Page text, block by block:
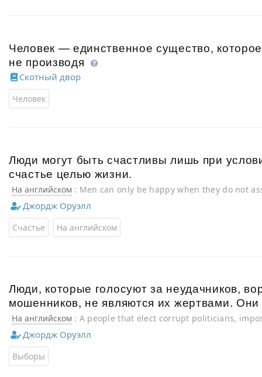
Человек — единственное существо,
не производя
Скотный двор
Человек
Люди могут быть счастливы лишь при
счастье целью жизни.
На английском : Men can only be happy when they do not
is happiness.
Джордж Оруэлл
Счастье На английском
Люди, которые голосуют за неудачников,
мошенников, не являются их жертвами. Они
На английском : A people that elect corrupt politicians,
are not victims… but accomplices.
Джордж Оруэлл
Выборы